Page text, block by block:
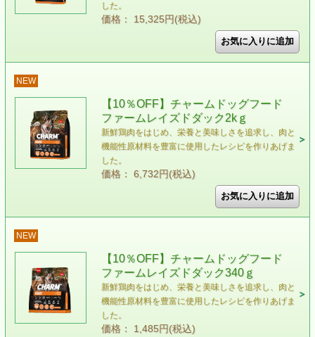
した。
価格： 15,325円(税込)
NEW
【10％OFF】チャームドッグフード
ファームレイズドダック2kｇ
新鮮鶏肉をはじめ、栄養と美味しさを追求し、肉と
機能性原材料を豊富に使用したレシピを作りあげま
した。
価格： 6,732円(税込)
NEW
【10％OFF】チャームドッグフード
ファームレイズドダック340ｇ
新鮮鶏肉をはじめ、栄養と美味しさを追求し、肉と
機能性原材料を豊富に使用したレシピを作りあげま
した。
価格： 1,485円(税込)